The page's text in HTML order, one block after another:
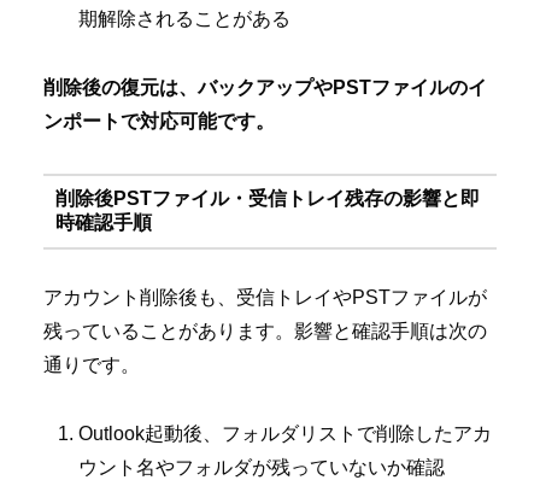
期解除されることがある
削除後の復元は、バックアップやPSTファイルのイ
ンポートで対応可能です。
削除後PSTファイル・受信トレイ残存の影響と即
時確認手順
アカウント削除後も、受信トレイやPSTファイルが
残っていることがあります。影響と確認手順は次の
通りです。
Outlook起動後、フォルダリストで削除したアカ
ウント名やフォルダが残っていないか確認